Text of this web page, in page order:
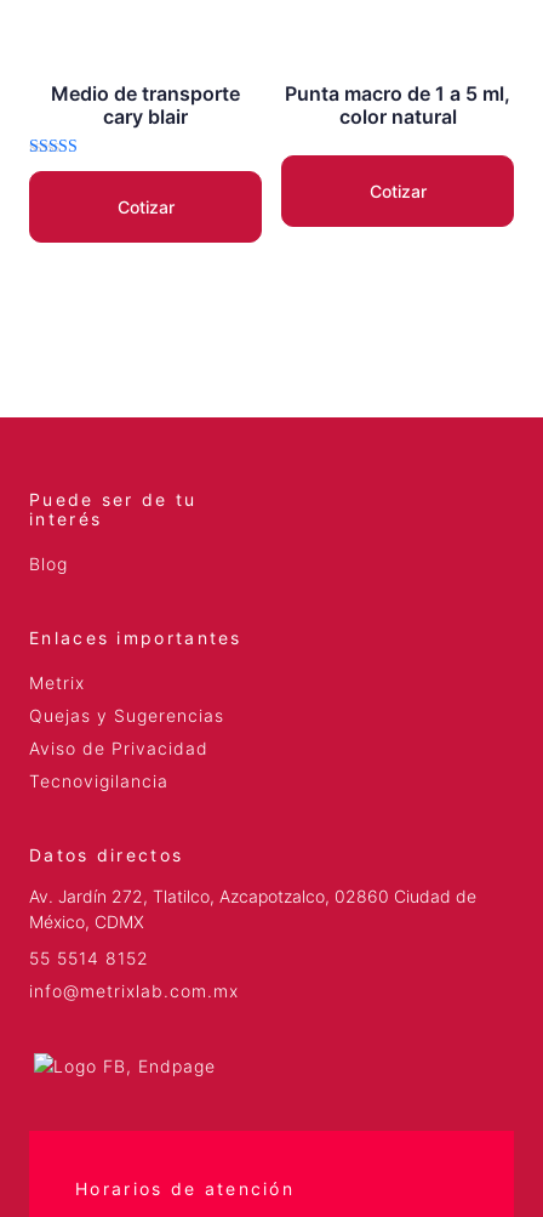
Medio de transporte
cary blair
Valorado
en
Cotizar
Punta macro de 1 a 5 ml,
color natural
Cotizar
Puede ser de tu
interés
Blog
Enlaces importantes
Metrix
Quejas y Sugerencias
Aviso de Privacidad
Tecnovigilancia
Datos directos
Av. Jardín 272, Tlatilco, Azcapotzalco, 02860 Ciudad de
México, CDMX
55 5514 8152
info@metrixlab.com.mx
Horarios de atención